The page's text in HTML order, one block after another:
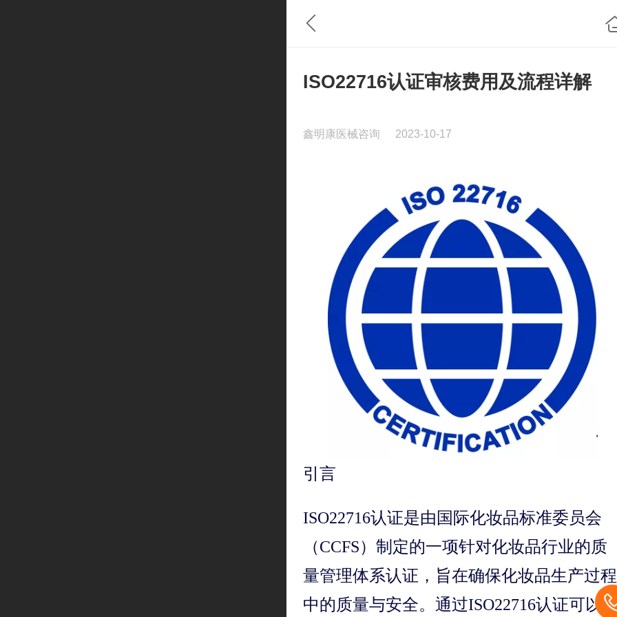
ISO22716认证审核费用及流程详解
鑫明康医械咨询 2023-10-17
引言
ISO22716认证是由国际化妆品标准委员会
（CCFS）制定的一项针对化妆品行业的质
量管理体系认证，旨在确保化妆品生产过程
中的质量与安全。通过ISO22716认证可以